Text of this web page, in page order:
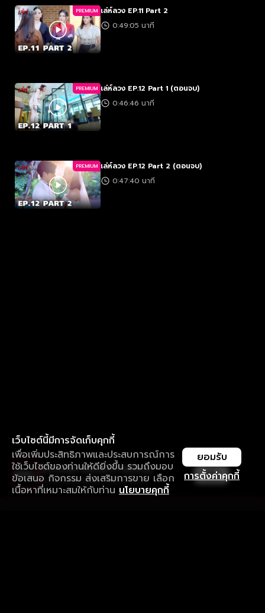
PREMIUM เล่ห์ลวง EP.11 Part 2
0:49:05 นาที
PREMIUM เล่ห์ลวง EP.12 Part 1 (ตอนจบ)
0:46:46 นาที
PREMIUM เล่ห์ลวง EP.12 Part 2 (ตอนจบ)
0:47:40 นาที
เว็บไซต์นี้มีการจัดเก็บคุกกี้
เพื่อเพิ่มประสิทธิภาพและประสบการณ์การ
ใช้เว็บไซต์ของท่านให้ดียิ่งขึ้น รวมถึงมอบ
ข้อเสนอ กิจกรรม ส่งเสริมการขาย เลือก
เนื้อหาที่เหมาะสมให้กับท่าน นโยบายคุกกี้
การตั้งค่าคุกกี้
ยอมรับ
ใช้งานแอป ลื่นไหลกว่า ไม่มีสะดุด
ดาวน์โหลดแอปเพื่อการรับชมที่ดีกว่า เปิด